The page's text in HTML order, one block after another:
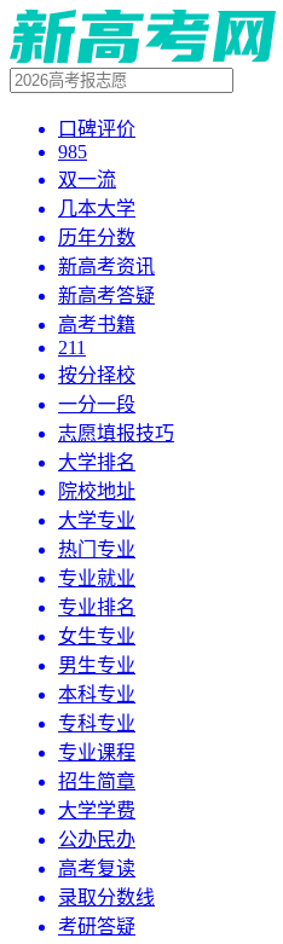
口碑评价
985
双一流
几本大学
历年分数
新高考资讯
新高考答疑
高考书籍
211
按分择校
一分一段
志愿填报技巧
大学排名
院校地址
大学专业
热门专业
专业就业
专业排名
女生专业
男生专业
本科专业
专科专业
专业课程
招生简章
大学学费
公办民办
高考复读
录取分数线
考研答疑